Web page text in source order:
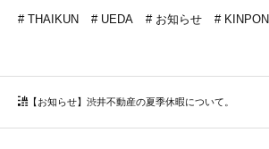
THAIKUN UEDA お知らせ KINPON
【お知らせ】渋井不動産の夏季休暇について。